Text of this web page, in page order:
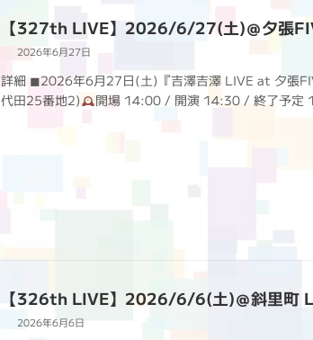
【327th LIVE】2026/6/27(土)＠夕張
2026年6月27日
詳細 ◼︎2026年6月27日(土)『吉澤吉澤 LIVE at 夕張
代田25番地2)
開場 14:00 / 開演 14:30 / 終了予
【326th LIVE】2026/6/6(土)＠斜里町
2026年6月6日